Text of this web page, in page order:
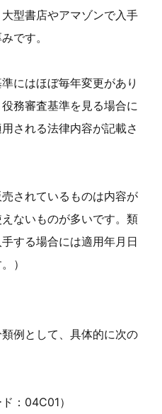
型書店やアマゾンで入手
です。
にはほぼ毎年変更があり
務審査基準を見る場合に
される法律内容が記載さ
売されているものは内容が
ないものが多いです。類
する場合には適用年月日
）
例として、具体的に次の
：04C01）